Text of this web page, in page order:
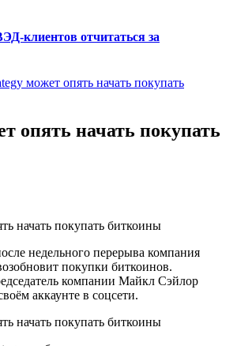
клиентов отчитаться за
может опять начать покупать
опять начать покупать
недельного перерыва компания
покупки биткоинов.
компании Майкл Сэйлор
аккаунте в соцсети.